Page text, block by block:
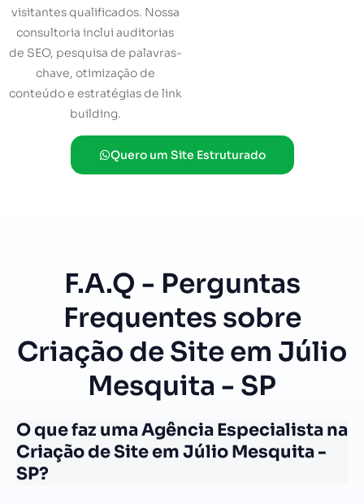
visitantes qualificados. Nossa
consultoria inclui auditorias
de SEO, pesquisa de palavras-
chave, otimização de
conteúdo e estratégias de link
building.
Quero um Site Estruturado
F.A.Q - Perguntas
Frequentes sobre
Criação de Site em Júlio
Mesquita - SP
O que faz uma Agência Especialista na
Criação de Site em Júlio Mesquita -
SP?